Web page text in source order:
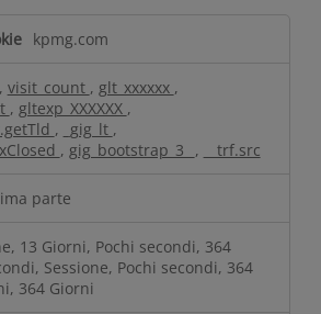
kpmg.com
, visit_count , glt_xxxxxx ,
, gltexp_XXXXXX ,
, _gig_lt ,
, gig_bootstrap_3_ , __trf.src
parte
13 Giorni, Pochi secondi, 364
Sessione, Pochi secondi, 364
364 Giorni